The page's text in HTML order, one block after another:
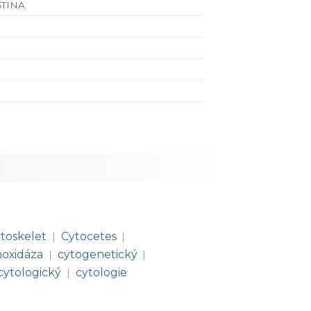
| Cytocetes |
| cytogenetický |
| cytologie